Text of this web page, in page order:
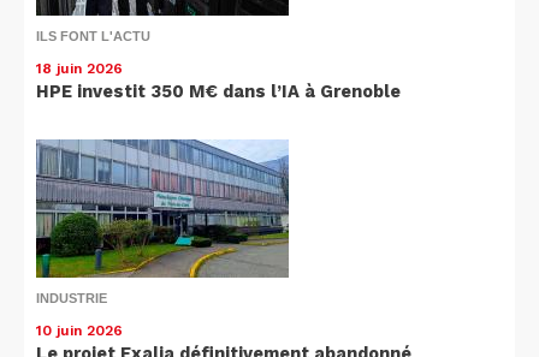
ILS FONT L'ACTU
18 juin 2026
HPE investit 350 M€ dans l’IA à Grenoble
INDUSTRIE
10 juin 2026